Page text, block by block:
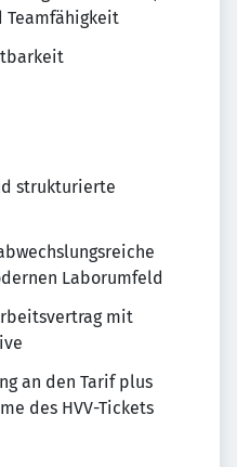
Teamfähigkeit
strukturierte
Laborumfeld
mit
an den Tarif plus
des HVV-Tickets